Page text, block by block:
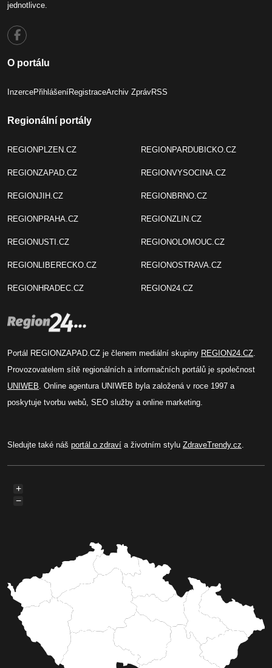
jednotlivce.
O portálu
InzercePřihlášeníRegistraceArchiv ZprávRSS
Regionální portály
REGIONPLZEN.CZ
REGIONZAPAD.CZ
REGIONJIH.CZ
REGIONPRAHA.CZ
REGIONUSTI.CZ
REGIONLIBERECKO.CZ
REGIONHRADEC.CZ
REGIONPARDUBICKO.CZ
REGIONVYSOCINA.CZ
REGIONBRNO.CZ
REGIONZLIN.CZ
REGIONOLOMOUC.CZ
REGIONOSTRAVA.CZ
REGION24.CZ
Portál REGIONZAPAD.CZ je členem mediální skupiny REGION24.CZ.
Provozovatelem sítě regionálních a informačních portálů je společnost
UNIWEB. Online agentura UNIWEB byla založená v roce 1997 a
poskytuje tvorbu webů, SEO služby a online marketing.
Sledujte také náš portál o zdraví a životním stylu ZdraveTrendy.cz.
+
−